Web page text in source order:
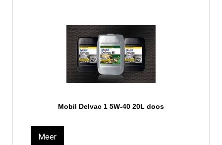
Mobil Delvac 1 5W-40 20L doos
Meer